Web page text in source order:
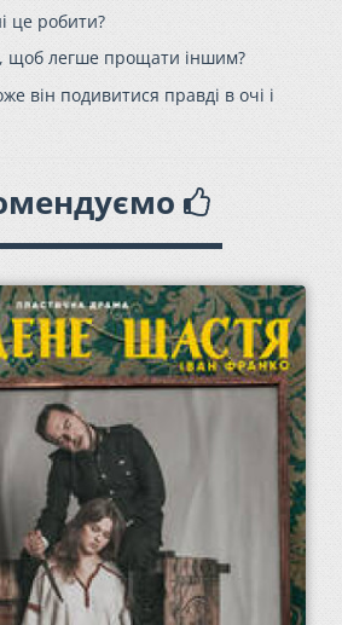
це робити?
щоб легше прощати іншим?
він подивитися правді в очі і